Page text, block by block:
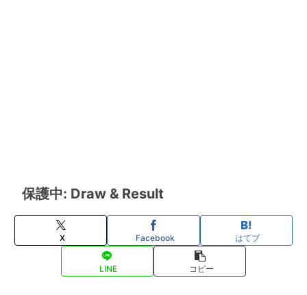
保護中: Draw & Result
X Facebook はてブ
LINE コピー